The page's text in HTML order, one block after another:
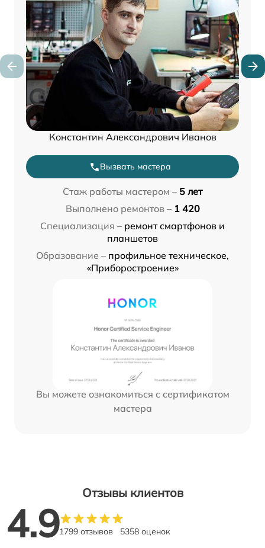
Константин Александрович Иванов
Вызвать мастера
Стаж работы мастером – 5 лет
Выполнено ремонтов – 1 420
Специализация – ремонт смартфонов и
планшетов
Образование – профильное техническое,
«Приборостроение»
Вы можете ознакомиться с сертификатом
мастера
Отзывы клиентов
4.91799 отзывов 5358 оценок